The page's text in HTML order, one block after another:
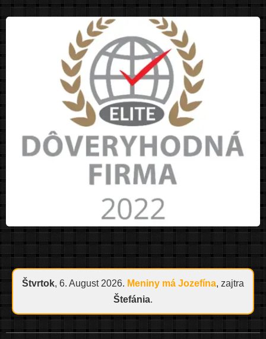
Štvrtok, 6. August 2026. Meniny má Jozefína, zajtra
Štefánia.